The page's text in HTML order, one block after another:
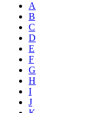
A
B
C
D
E
F
G
H
I
J